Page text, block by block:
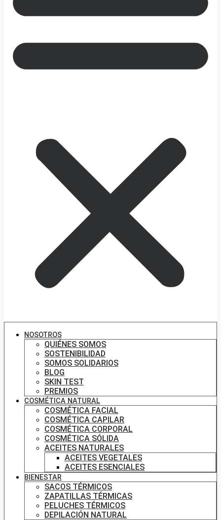
NOSOTROS
QUIÉNES SOMOS
SOSTENIBILIDAD
SOMOS SOLIDARIOS
BLOG
SKIN TEST
PREMIOS
COSMÉTICA NATURAL
COSMÉTICA FACIAL
COSMÉTICA CAPILAR
COSMÉTICA CORPORAL
COSMÉTICA SÓLIDA
ACEITES NATURALES
ACEITES VEGETALES
ACEITES ESENCIALES
BIENESTAR
SACOS TÉRMICOS
ZAPATILLAS TÉRMICAS
PELUCHES TÉRMICOS
DEPILACIÓN NATURAL